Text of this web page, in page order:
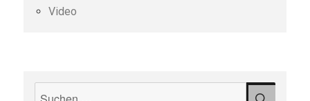
Video